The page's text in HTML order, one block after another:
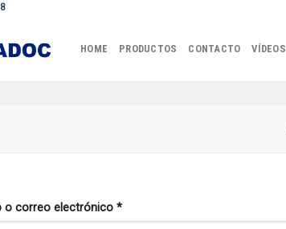
HOME PRODUCTOS CONTACTO VÍDEOS
o correo electrónico *